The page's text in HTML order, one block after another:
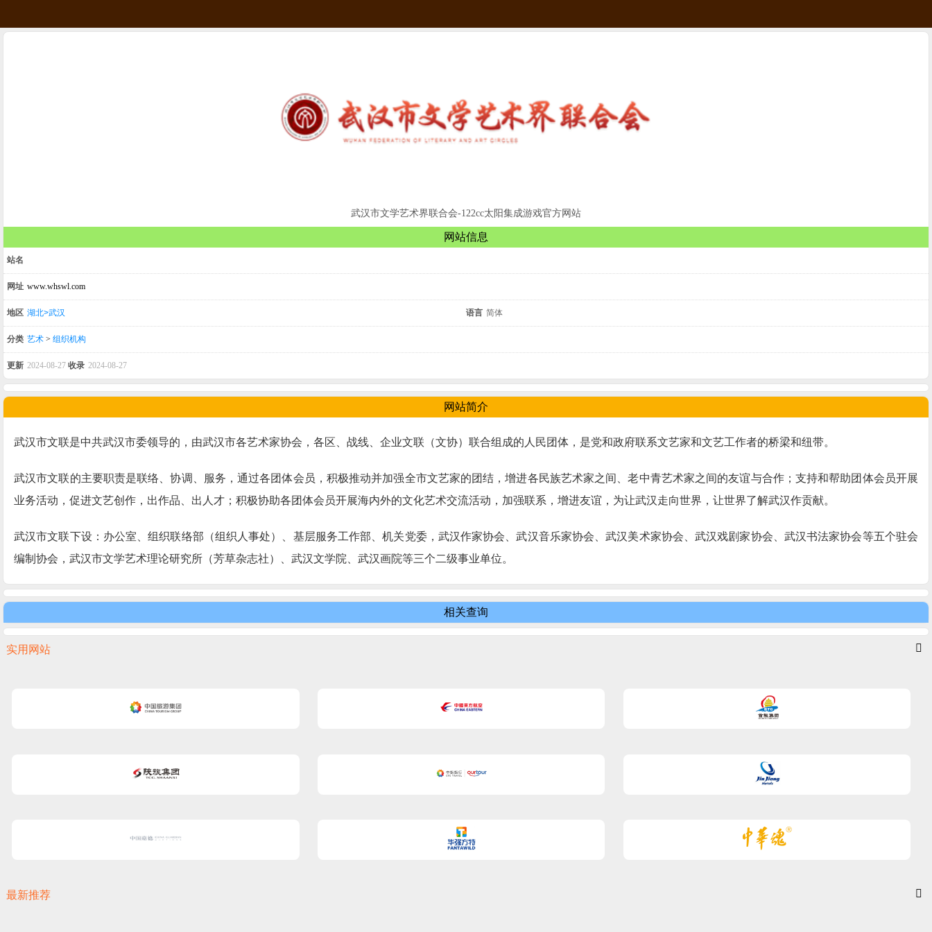
武汉市文学艺术界联合会-122cc太阳集成游戏官方网站
网站信息
站名
网址 www.whswl.com
地区 湖北>武汉 语言 简体
分类 艺术 > 组织机构
更新 2024-08-27 收录 2024-08-27
网站简介
武汉市文联是中共武汉市委领导的，由武汉市各艺术家协会，各区、战线、企业文联（文协）联合组成的人民团体，是党和政府联系文艺家和文艺工作者的桥梁和纽带。
武汉市文联的主要职责是联络、协调、服务，通过各团体会员，积极推动并加强全市文艺家的团结，增进各民族艺术家之间、老中青艺术家之间的友谊与合作；支持和帮助团体会员开展
业务活动，促进文艺创作，出作品、出人才；积极协助各团体会员开展海内外的文化艺术交流活动，加强联系，增进友谊，为让武汉走向世界，让世界了解武汉作贡献。
武汉市文联下设：办公室、组织联络部（组织人事处）、基层服务工作部、机关党委，武汉作家协会、武汉音乐家协会、武汉美术家协会、武汉戏剧家协会、武汉书法家协会等五个驻会
编制协会，武汉市文学艺术理论研究所（芳草杂志社）、武汉文学院、武汉画院等三个二级事业单位。
相关查询
实用网站
最新推荐